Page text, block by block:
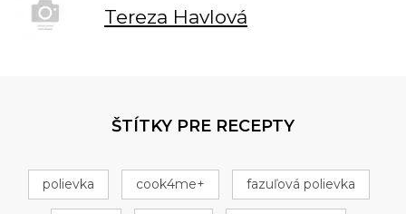
Tereza Havlová
ŠTÍTKY PRE RECEPTY
polievka cook4me+ fazuľová polievka